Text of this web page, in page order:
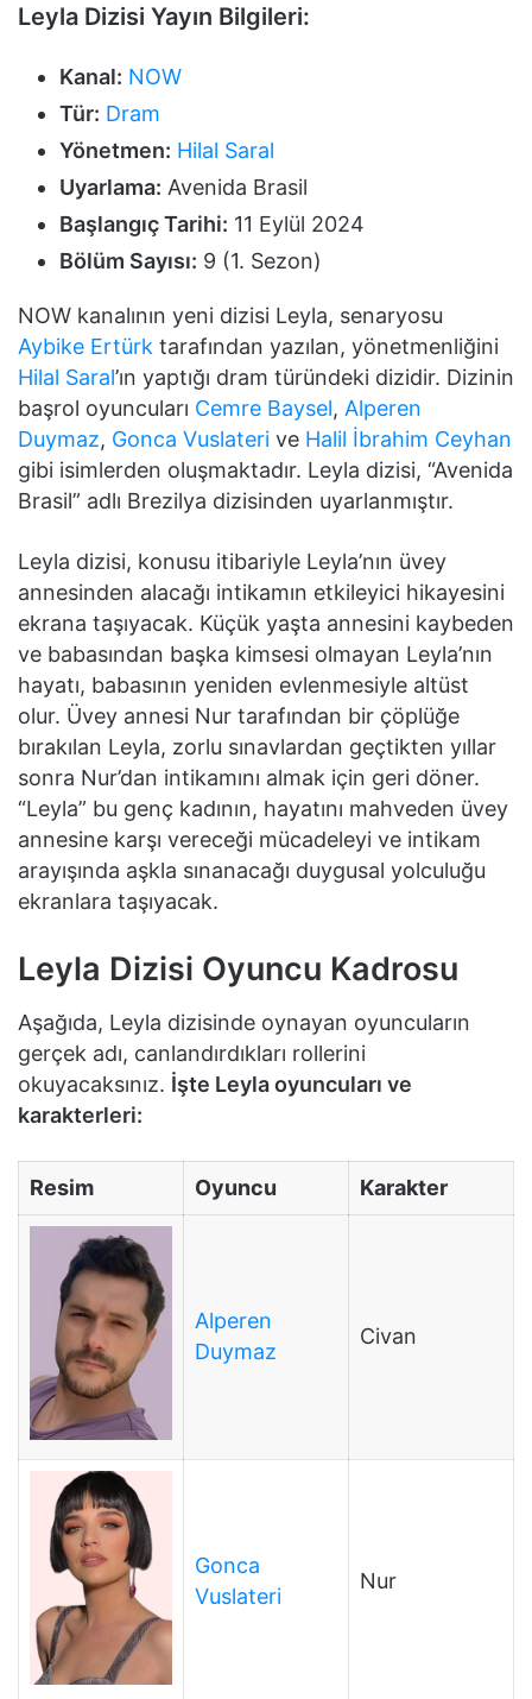
Leyla Dizisi Yayın Bilgileri:
Kanal: NOW
Tür: Dram
Yönetmen: Hilal Saral
Uyarlama: Avenida Brasil
Başlangıç Tarihi: 11 Eylül 2024
Bölüm Sayısı: 9 (1. Sezon)
NOW kanalının yeni dizisi Leyla, senaryosu
Aybike Ertürk tarafından yazılan, yönetmenliğini
Hilal Saral’ın yaptığı dram türündeki dizidir. Dizinin
başrol oyuncuları Cemre Baysel, Alperen
Duymaz, Gonca Vuslateri ve Halil İbrahim Ceyhan
gibi isimlerden oluşmaktadır. Leyla dizisi, “Avenida
Brasil” adlı Brezilya dizisinden uyarlanmıştır.
Leyla dizisi, konusu itibariyle Leyla’nın üvey
annesinden alacağı intikamın etkileyici hikayesini
ekrana taşıyacak. Küçük yaşta annesini kaybeden
ve babasından başka kimsesi olmayan Leyla’nın
hayatı, babasının yeniden evlenmesiyle altüst
olur. Üvey annesi Nur tarafından bir çöplüğe
bırakılan Leyla, zorlu sınavlardan geçtikten yıllar
sonra Nur’dan intikamını almak için geri döner.
“Leyla” bu genç kadının, hayatını mahveden üvey
annesine karşı vereceği mücadeleyi ve intikam
arayışında aşkla sınanacağı duygusal yolculuğu
ekranlara taşıyacak.
Leyla Dizisi Oyuncu Kadrosu
Aşağıda, Leyla dizisinde oynayan oyuncuların
gerçek adı, canlandırdıkları rollerini
okuyacaksınız. İşte Leyla oyuncuları ve
karakterleri:
Resim Oyuncu Karakter
Alperen
Duymaz
Civan
Gonca
Vuslateri
Nur